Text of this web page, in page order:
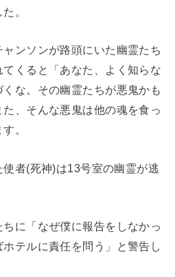
。
ンソンが路頭にいた幽霊たち
くると「あなた、よく知らな
な。その幽霊たちが悪鬼かも
、そんな悪鬼は他の魂を食っ
。
者(死神)は13号室の幽霊が逃
に「なぜ僕に報告をしなかっ
テルに責任を問う」と警告し